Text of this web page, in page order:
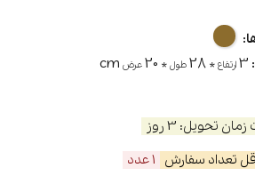
ارتفاع * 28 طول * 20 عرض
تحویل: 3 روز
تعداد سفارش 1 عدد